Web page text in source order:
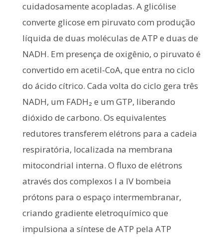
cuidadosamente acopladas. A glicólise
converte glicose em piruvato com produção
líquida de duas moléculas de ATP e duas de
NADH. Em presença de oxigênio, o piruvato é
convertido em acetil-CoA, que entra no ciclo
do ácido cítrico. Cada volta do ciclo gera três
NADH, um FADH₂ e um GTP, liberando
dióxido de carbono. Os equivalentes
redutores transferem elétrons para a cadeia
respiratória, localizada na membrana
mitocondrial interna. O fluxo de elétrons
através dos complexos I a IV bombeia
prótons para o espaço intermembranar,
criando gradiente eletroquímico que
impulsiona a síntese de ATP pela ATP